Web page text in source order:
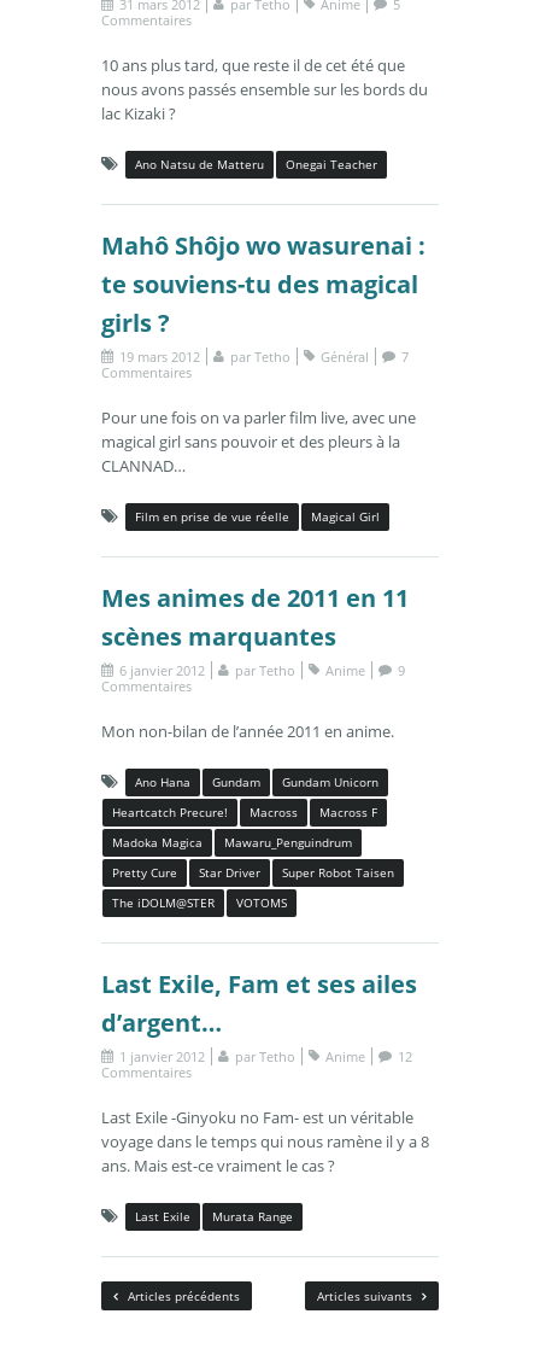
31 mars 2012 par Tetho Anime
5
Commentaires
10 ans plus tard, que reste il de cet été que
nous avons passés ensemble sur les bords du
lac Kizaki ?
Ano Natsu de Matteru Onegai Teacher
Mahô Shôjo wo wasurenai :
te souviens-tu des magical
girls ?
19 mars 2012 par Tetho Général
7
Commentaires
Pour une fois on va parler film live, avec une
magical girl sans pouvoir et des pleurs à la
CLANNAD…
Film en prise de vue réelle Magical Girl
Mes animes de 2011 en 11
scènes marquantes
6 janvier 2012 par Tetho Anime
9
Commentaires
Mon non-bilan de l’année 2011 en anime.
Ano Hana Gundam
Gundam Unicorn
Heartcatch Precure!
Macross
Macross F
Madoka Magica
Mawaru_Penguindrum
Pretty Cure
Star Driver
Super Robot Taisen
The iDOLM@STER
VOTOMS
Last Exile, Fam et ses ailes
d’argent…
1 janvier 2012 par Tetho Anime
12
Commentaires
Last Exile -Ginyoku no Fam- est un véritable
voyage dans le temps qui nous ramène il y a 8
ans. Mais est-ce vraiment le cas ?
Last Exile Murata Range
Articles précédents Articles suivants